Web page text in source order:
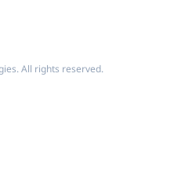
All rights reserved.